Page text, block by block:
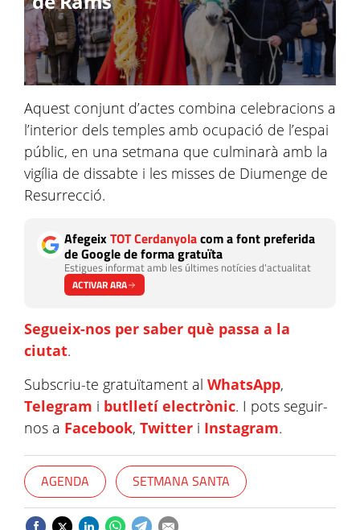
Aquest conjunt d’actes combina celebracions a
l’interior dels temples amb ocupació de l’espai
públic, en una setmana que culminarà amb la
vigília de dissabte i les misses de Diumenge de
Resurrecció.
AfegeixTOT Cerdanyolacom a font preferida
de Google de forma gratuïta
Estigues informat amb les últimes notícies d'actualitat
ACTIVAR ARA
Segueix-nos per saber què passa a la
ciutat.
Subscriu-te gratuïtament al WhatsApp,
Telegram i butlletí electrònic. I pots seguir-
nos a Facebook, Twitter i Instagram.
AGENDA SETMANA SANTA